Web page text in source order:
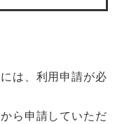
は、利用申請が必
ら申請していただ